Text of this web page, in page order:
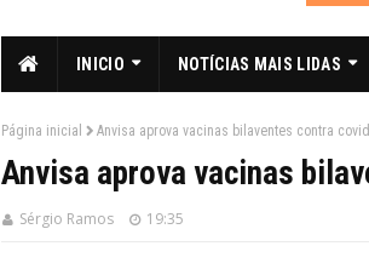
INICIO NOTÍCIAS MAIS LIDAS
Página inicial Anvisa aprova vacinas bilaventes contra
Anvisa aprova vacinas
Sérgio Ramos 19:35